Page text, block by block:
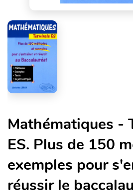
Mathématiques -
ES. Plus de 150
exemples pour
réussir le